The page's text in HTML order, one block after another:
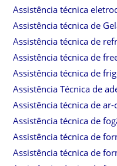
Assistência técnica
Assistência técnica de
Assistência técnica de
Assistência técnica de
Assistência técnica de
Assistência Técnica de
Assistência técnica de
Assistência técnica de
Assistência técnica de
Assistência técnica de